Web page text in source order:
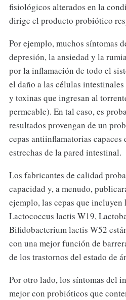
fisiológicos alterados en la
dirige el producto probiótico
Por ejemplo, muchos síntomas
depresión, la ansiedad y la
por la inflamación de todo el
el daño a las células
y toxinas que ingresan al
permeable). En tal caso, es
resultados provengan de un
cepas antiinflamatorias capaces
estrechas de la pared intestinal.
Los fabricantes de calidad
capacidad y, a menudo,
ejemplo, las cepas que
Lactococcus lactis W19,
Bifidobacterium lactis W52
con una mejor función de
de los trastornos del estado de
Por otro lado, los síntomas del
mejor con probióticos que